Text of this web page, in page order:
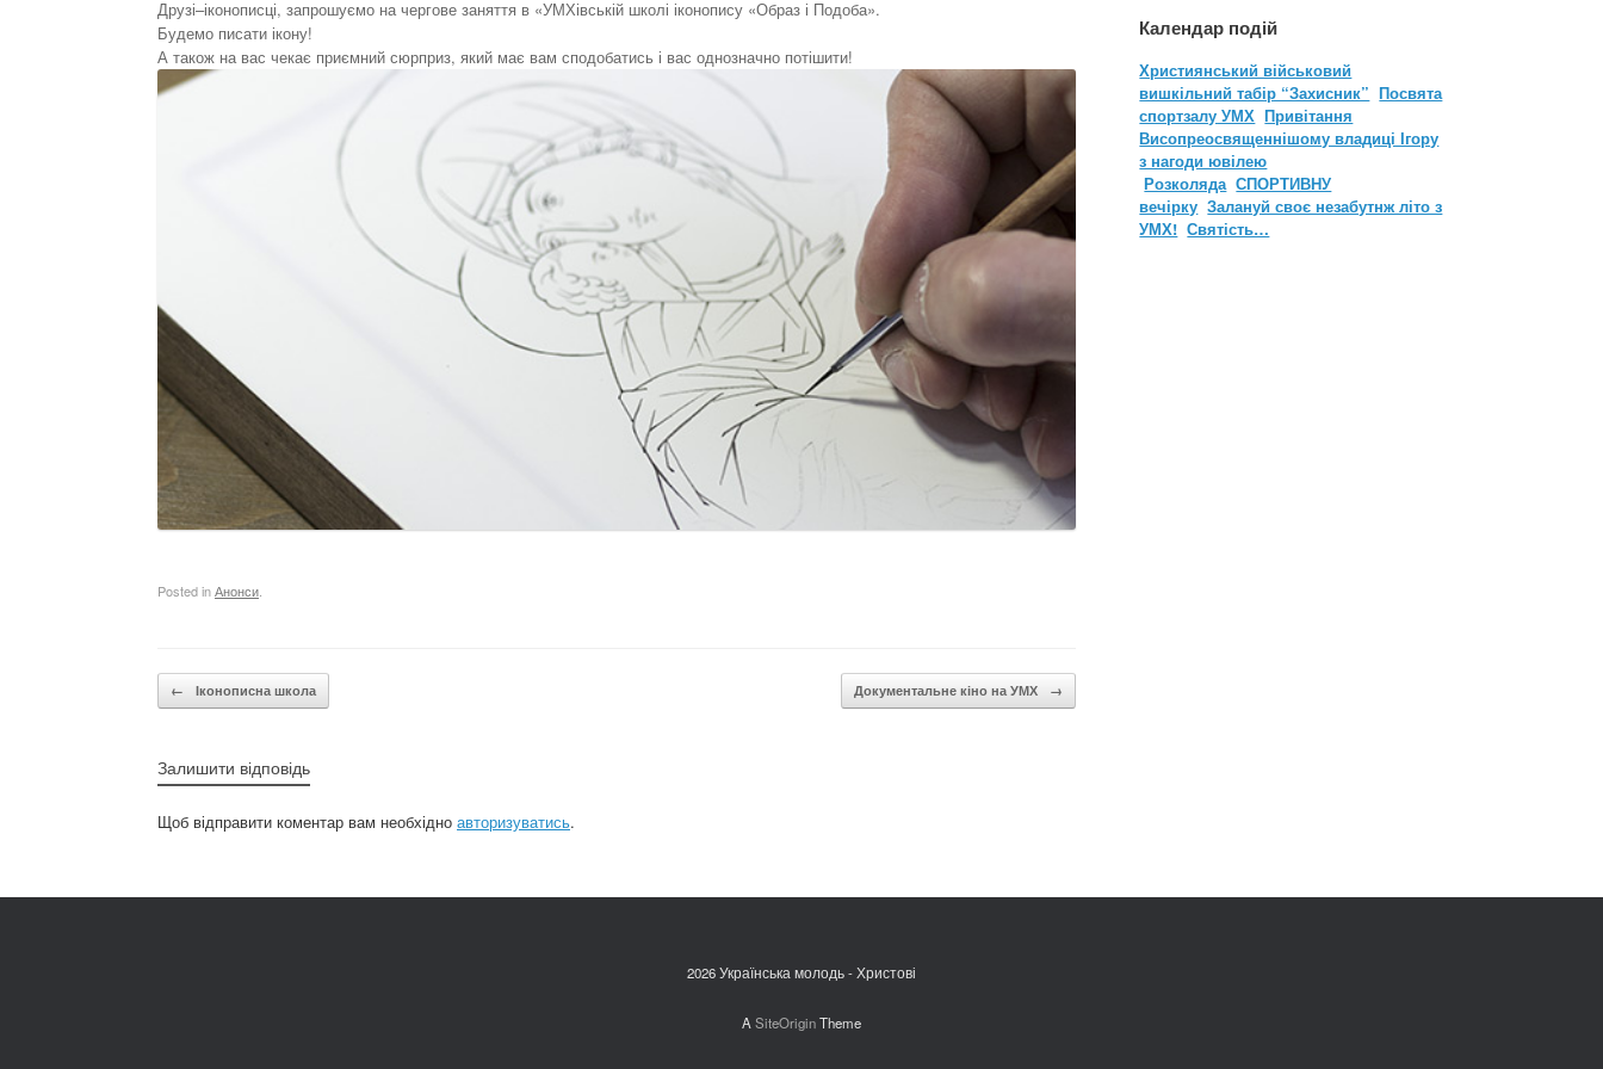
Друзі–іконописці, запрошуємо на чергове заняття в «УМХівській школі іконопису «Образ і Подоба».
Будемо писати ікону!
А також на вас чекає приємний сюрприз, який має вам сподобатись і вас однозначно потішити!
Posted inАнонси
Post navigation
← Іконописна школа Документальне кіно на УМХ →
Залишити відповідь
Щоб відправити коментар вам необхідно авторизуватись.
Календар подій
Християнський військовий
вишкільний табір “Захисник” Посвята
спортзалу УМХ Привітання
Висопреосвященнішому владиці Ігору
з нагоди ювілею
Розколяда СПОРТИВНУ
вечірку Залануй своє незабутнж літо з
УМХ! Святість…
2026 Українська молодь - Христові
A SiteOriginTheme